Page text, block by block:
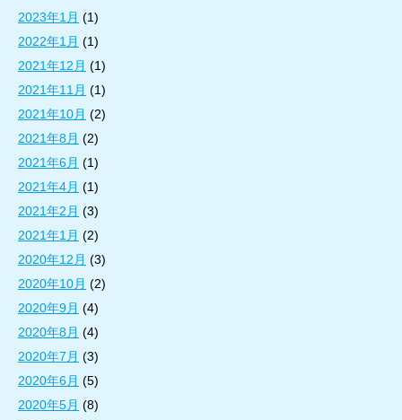
2023年1月 (1)
2022年1月 (1)
2021年12月 (1)
2021年11月 (1)
2021年10月 (2)
2021年8月 (2)
2021年6月 (1)
2021年4月 (1)
2021年2月 (3)
2021年1月 (2)
2020年12月 (3)
2020年10月 (2)
2020年9月 (4)
2020年8月 (4)
2020年7月 (3)
2020年6月 (5)
2020年5月 (8)